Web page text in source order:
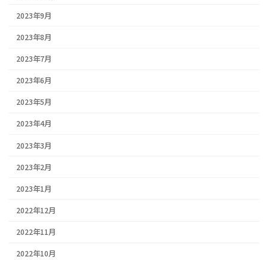
2023年9月
2023年8月
2023年7月
2023年6月
2023年5月
2023年4月
2023年3月
2023年2月
2023年1月
2022年12月
2022年11月
2022年10月